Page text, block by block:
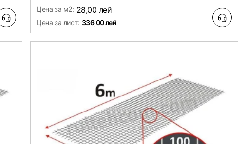
Цена за м2: 28,00 лей
Цена за лист: 336,00 лей